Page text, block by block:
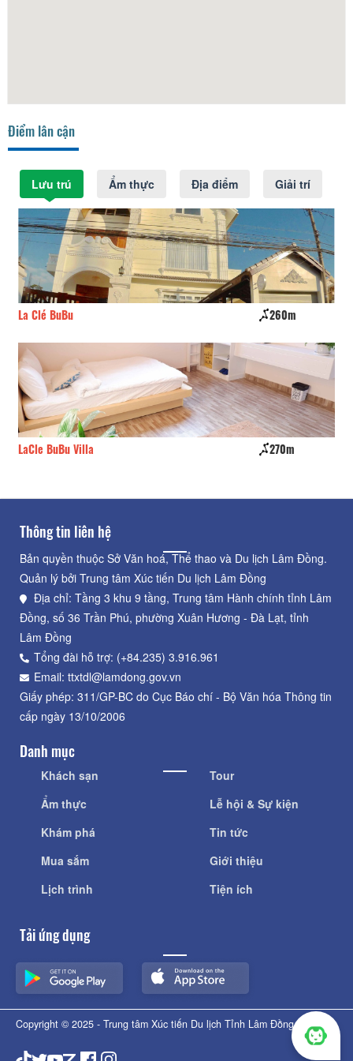
Điểm lân cận
Lưu trú Ẩm thực Địa điểm Giải trí
Thông tin liên hệ
Bản quyền thuộc Sở Văn hoá, Thể thao và Du lịch Lâm Đồng.
Quản lý bởi Trung tâm Xúc tiến Du lịch Lâm Đồng
Địa chỉ: Tầng 3 khu 9 tầng, Trung tâm Hành chính tỉnh Lâm
Đồng, số 36 Trần Phú, phường Xuân Hương - Đà Lạt, tỉnh
Lâm Đồng
Tổng đài hỗ trợ: (+84.235) 3.916.961
Email: ttxtdl@lamdong.gov.vn
Giấy phép: 311/GP-BC do Cục Báo chí - Bộ Văn hóa Thông tin
cấp ngày 13/10/2006
Danh mục
Khách sạn
Ẩm thực
Khám phá
Mua sắm
Lịch trình
Tour
Lễ hội & Sự kiện
Tin tức
Giới thiệu
Tiện ích
Tải ứng dụng
Copyright © 2025 - Trung tâm Xúc tiến Du lịch Tỉnh Lâm Đồng